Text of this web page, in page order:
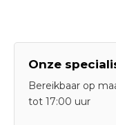
Onze
Bereikbaar op
tot 17:00 uur